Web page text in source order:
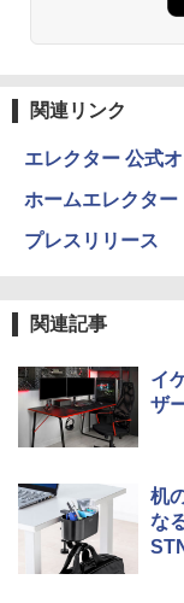
関連リンク
エレクター 公式
ホームエレクタ
プレスリリース
関連記事
イ
ザ
机
な